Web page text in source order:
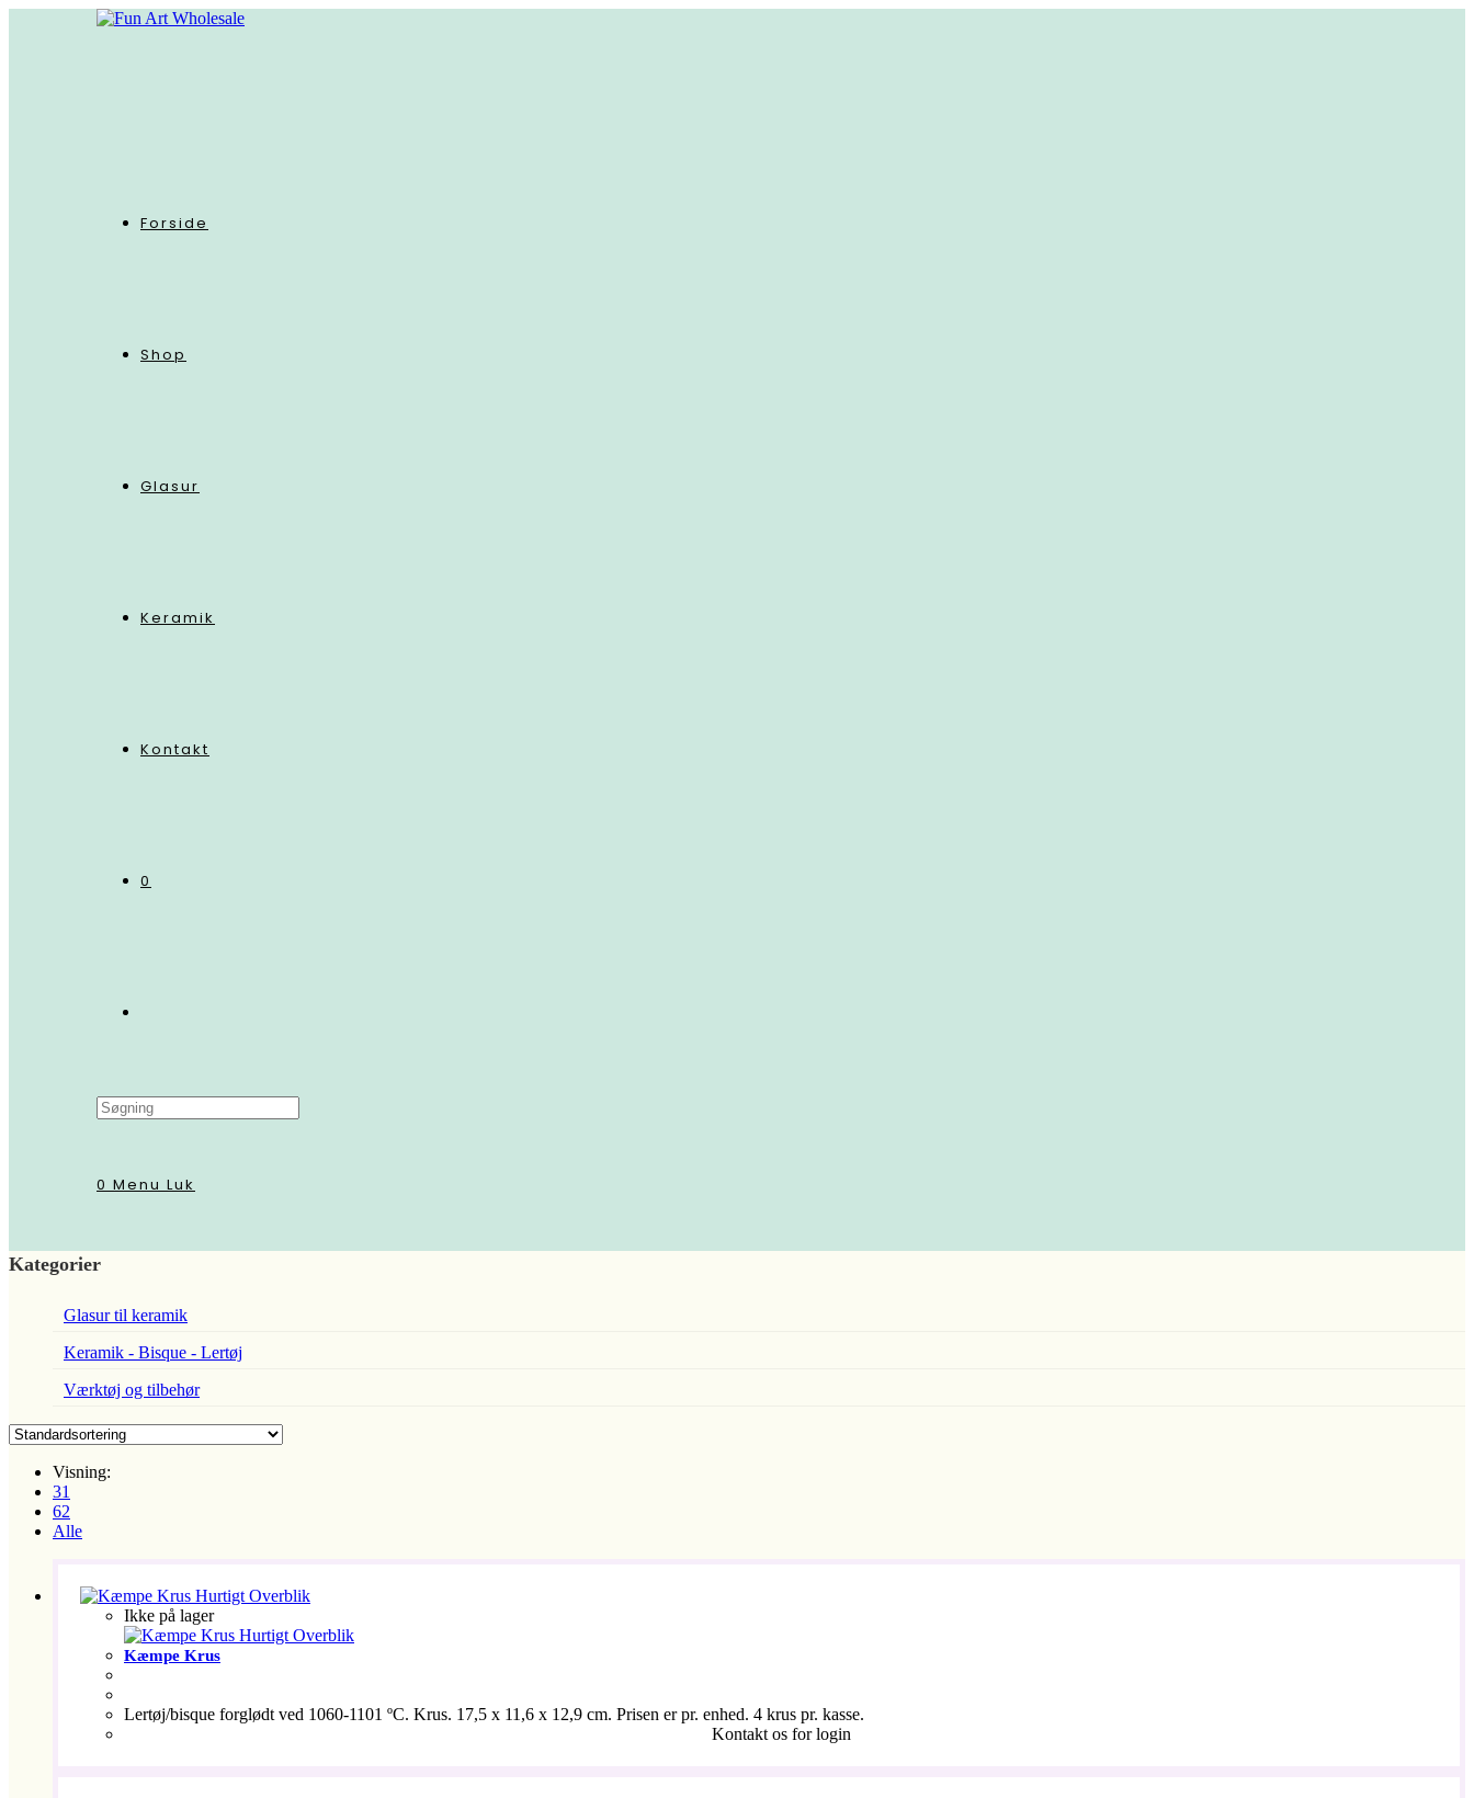
Forside
Shop
Glasur
Keramik
Kontakt
0
Search
this
0 Menu Luk
Kategorier
Glasur til keramik
Keramik - Bisque - Lertøj
Værktøj og tilbehør
Visning:
31
62
Alle
Hurtigt Overblik
Ikke på lager
Hurtigt Overblik
Kæmpe Krus
Lertøj/bisque forglødt ved 1060-1101 ºC. Krus. 17,5 x 11,6 x 12,9 cm. Prisen er pr. enhed. 4 krus pr. kasse.
Kontakt os for login